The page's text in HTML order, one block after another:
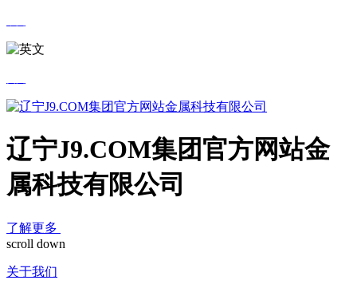
辽宁J9.COM集团官方网站金
属科技有限公司
了解更多
scroll down
关于我们